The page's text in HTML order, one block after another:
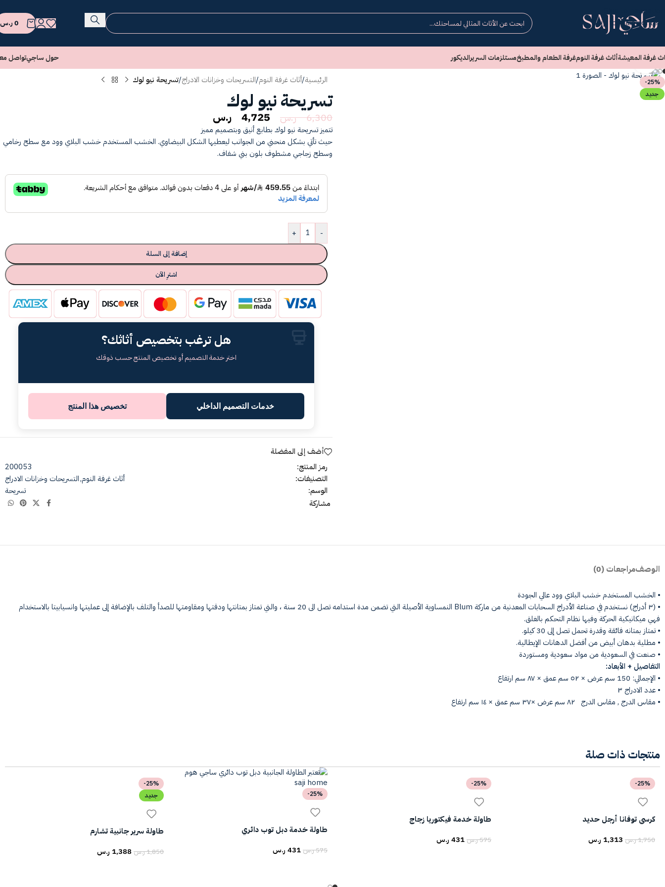
Skip to navigation
Skip to main content
0ر.س
غرفة المعيشةأثاث غرفة النومغرفة الطعام والمطبخمستلزمات السريرالديكور حول ساجيتواصل
-25%
جديد
انقر للتكبير
الرئيسية/أثاث غرفة النوم/التسريحات وخزانات الادراج/تسريحة نيو لوك
تسريحة نيو لوك
6,300 ر.س 4,725 ر.س
تتميز تسريحة نيو لوك بطابع أنيق وبتصميم مميز
حيث تأتي بشكل منحني من الجوانب ليعطيها الشكل البيضاوي. الخشب المستخدم خشب البلاي وود مع سطح رخامي
وسطح زجاجي مشطوف بلون بني شفاف.
-
+
إضافة إلى السلة
اشترِ الآن
هل ترغب بتخصيص أثاثك؟
اختر خدمة التصميم أو تخصيص المنتج حسب ذوقك
خدمات التصميم الداخلي تخصيص هذا المنتج
أضف إلى المفضلة
رمز المنتج:
200053
التصنيفات:
أثاث غرفة النوم,التسريحات وخزانات الادراج
الوسم:
تسريحة
مشاركة
الوصفمراجعات (0)
⦁ الخشب المستخدم خشب البلاي وود عالي الجودة
⦁ (٣ أدراج) نستخدم في صناعة الأدراج السحابات المعدنية من ماركة Blum النمساوية الأصيلة التي تضمن مدة استدامه تصل الى 20 سنة ، والتي تمتاز بمتانتها ودقتها ومقاومتها للصدأ والتلف بالإضافة إلى عمليتها وانسيابيتا بالاستخدام
فهي ميكانيكية الحركة وفيها نظام التحكم بالغلق.
⦁ تمتاز بمتانه فائقة وقدرة تحمل تصل إلى 30 كيلو.
⦁ مطلية بدهان أبيض من أفضل الدهانات الإيطالية.
⦁ صنعت في السعودية من مواد سعودية ومستوردة
التفاصيل + الأبعاد:
⦁ الإجمالي: 150 سم عرض × ٥٢ سم عمق × ٨٧ سم ارتفاع
⦁ عدد الادراج ٣
⦁ مقاس الدرج , مقاس الدرج ٨٢ سم عرض ×٣٧ سم عمق × ١٤ سم ارتفاع
منتجات ذات صلة
-25%
كرسي توفانا أرجل حديد
1,750ر.س 1,313 ر.س
-25%
طاولة خدمة فيكتوريا زجاج
575ر.س431 ر.س
-25%
طاولة خدمة دبل توب دائري
575ر.س431 ر.س
-25%
جديد
طاولة سرير جانبية تشارم
1,850ر.س1,388 ر.س